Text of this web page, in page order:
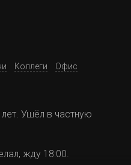
Коллеги
Офис
Ушёл в частную
жду 18:00.